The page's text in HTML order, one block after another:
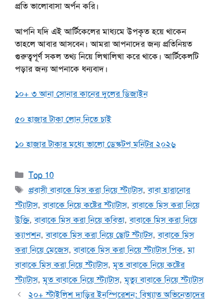
প্রতি ভালোবাসা অর্পন করি।
আপনি যদি এই আর্টিকেলের মাধ্যমে উপকৃত হয়ে থাকেন
তাহলে আবার আসবেন। আমরা আপনাদের জন্য প্রতিনিয়ত
গুরুত্বপূর্ণ সকল তথ্য নিয়ে লিখালিখা করে থাকে। আর্টিকেলটি
পড়ার জন্য আপনাকে ধন্যবাদ।
১০+ ৩ আনা সোনার কানের দুলের ডিজাইন
৫০ হাজার টাকা লোন নিতে চাই
১০ হাজার টাকার মধ্যে ভালো ডেস্কটপ মনিটর ২০২৬
Categories
Top 10
Tags
প্রবাসী বাবাকে মিস করা নিয়ে স্ট্যাটাস,বাবা হারানোর
স্ট্যাটাস,বাবাকে নিয়ে কষ্টের স্ট্যাটাস,বাবাকে মিস করা নিয়ে
উক্তি,বাবাকে মিস করা নিয়ে কবিতা,বাবাকে মিস করা নিয়ে
ক্যাপশন,বাবাকে মিস করা নিয়ে ছোট স্ট্যাটস,বাবাকে মিস
করা নিয়ে মেজেস,বাবাকে মিস করা নিয়ে স্ট্যাটাস পিক,মা
বাবাকে মিস করা নিয়ে স্ট্যাটাস,মৃত বাবাকে নিয়ে কষ্টের
স্ট্যাটাস,মৃত বাবাকে নিয়ে স্ট্যাটাস,মৃত্যু বাবাকে নিয়ে স্ট্যাটাস
২০+ স্টাইলিশ দাড়ির ইনস্পিরেশন: বিখ্যাত অভিনেতাদের